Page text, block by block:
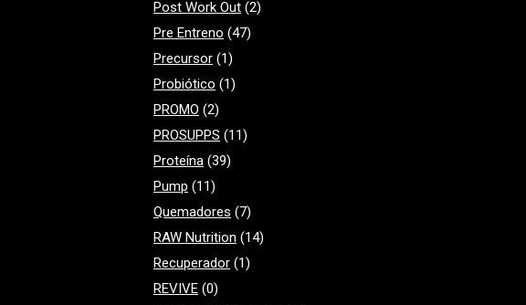
Post Work Out (2)
Pre Entreno (47)
Precursor (1)
Probiótico (1)
PROMO (2)
PROSUPPS (11)
Proteína (39)
Pump (11)
Quemadores (7)
RAW Nutrition (14)
Recuperador (1)
REVIVE (0)